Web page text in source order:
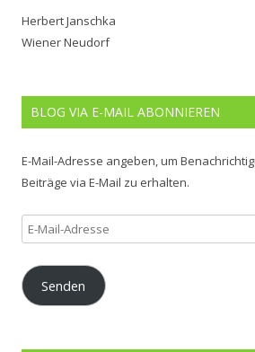
Herbert Janschka
Wiener Neudorf
BLOG VIA E-MAIL ABONNIEREN
E-Mail-Adresse angeben, um
Beiträge via E-Mail zu erhalten.
E-
Mail-
Adresse
Senden